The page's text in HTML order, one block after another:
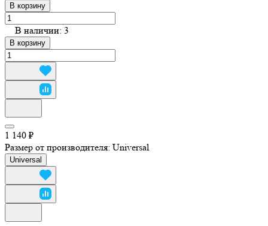
В корзину
В наличии: 3
В корзину
1 140 ₽
Размер от производителя: Universal
Universal